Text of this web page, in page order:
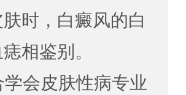
时，白癜风的白
相鉴别。
会皮肤性病专业